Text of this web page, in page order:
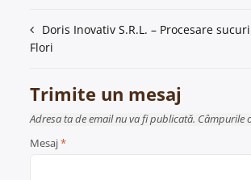
Navigare
în
articole
Doris Inovativ S.R.L. – Procesare
Flori
Trimite un mesaj
Adresa ta de email nu va fi publicată.
Mesaj*